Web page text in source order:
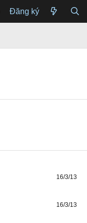
Đăng ký
16/3/13
16/3/13